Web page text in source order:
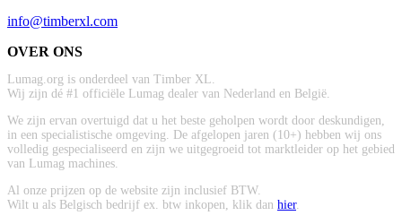
info@timberxl.com
OVER ONS
Lumag.org is onderdeel van Timber XL.
Wij zijn dé #1 officiële Lumag dealer van Nederland en België.
We zijn ervan overtuigd dat u het beste geholpen wordt door deskundigen,
in een specialistische omgeving. De afgelopen jaren (10+) hebben wij ons
volledig gespecialiseerd en zijn we uitgegroeid tot marktleider op het gebied
van Lumag machines.
Al onze prijzen op de website zijn inclusief BTW.
Wilt u als Belgisch bedrijf ex. btw inkopen, klik dan hier.